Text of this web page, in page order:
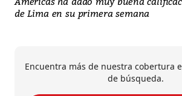
de Lima en su primera semana
Encuentra más de nuestra cobertura
de búsqueda.